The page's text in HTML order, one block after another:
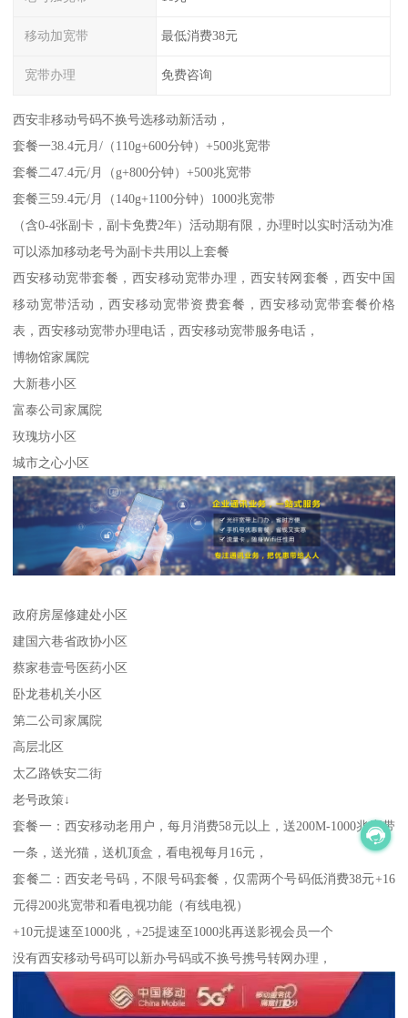
移动加宽带 最低消费38元
宽带办理 免费咨询
西安非移动号码不换号选移动新活动，
套餐一38.4元月/（110g+600分钟）+500兆宽带
套餐二47.4元/月（g+800分钟）+500兆宽带
套餐三59.4元/月（140g+1100分钟）1000兆宽带
（含0-4张副卡，副卡免费2年）活动期有限，办理时以实时活动为准
可以添加移动老号为副卡共用以上套餐
西安移动宽带套餐，西安移动宽带办理，西安转网套餐，西安中国
移动宽带活动，西安移动宽带资费套餐，西安移动宽带套餐价格
表，西安移动宽带办理电话，西安移动宽带服务电话，
博物馆家属院
大新巷小区
富泰公司家属院
玫瑰坊小区
城市之心小区
政府房屋修建处小区
建国六巷省政协小区
蔡家巷壹号医药小区
卧龙巷机关小区
第二公司家属院
高层北区
太乙路铁安二街
老号政策↓
套餐一：西安移动老用户，每月消费58元以上，送200M-1000兆宽带
一条，送光猫，送机顶盒，看电视每月16元，
套餐二：西安老号码，不限号码套餐，仅需两个号码低消费38元+16
元得200兆宽带和看电视功能（有线电视）
+10元提速至1000兆，+25提速至1000兆再送影视会员一个
没有西安移动号码可以新办号码或不换号携号转网办理，